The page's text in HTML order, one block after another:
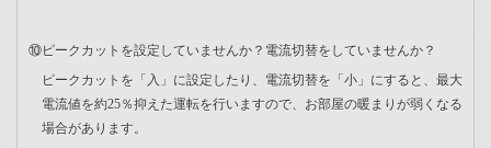
⑩ピークカットを設定していませんか？電流切替をしていませんか？
ピークカットを「入」に設定したり、電流切替を「小」にすると、最大
電流値を約25％抑えた運転を行いますので、お部屋の暖まりが弱くなる
場合があります。